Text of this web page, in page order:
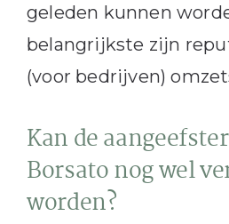
geleden kunnen
belangrijkste zijn
(voor bedrijven)
Kan de
Borsato nog wel
worden?